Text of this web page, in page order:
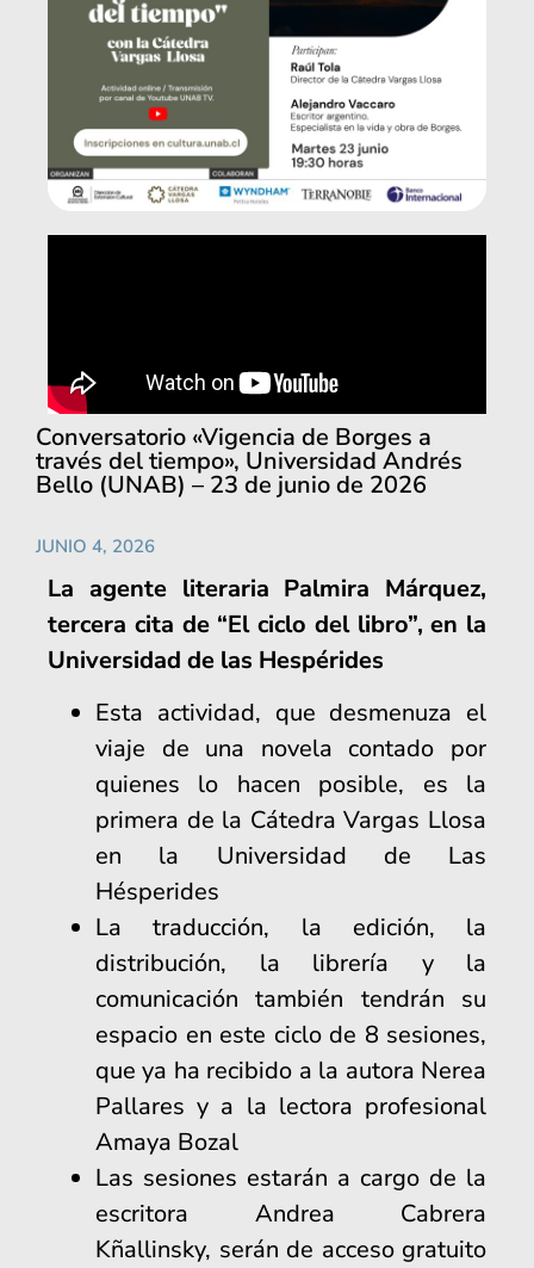
Conversatorio «Vigencia de Borges a
través del tiempo», Universidad Andrés
Bello (UNAB) – 23 de junio de 2026
JUNIO 4, 2026
La agente literaria Palmira Márquez,
tercera cita de “El ciclo del libro”, en la
Universidad de las Hespérides
Esta actividad, que desmenuza el
viaje de una novela contado por
quienes lo hacen posible, es la
primera de la Cátedra Vargas Llosa
en la Universidad de Las
Hésperides
La traducción, la edición, la
distribución, la librería y la
comunicación también tendrán su
espacio en este ciclo de 8 sesiones,
que ya ha recibido a la autora Nerea
Pallares y a la lectora profesional
Amaya Bozal
Las sesiones estarán a cargo de la
escritora Andrea Cabrera
Kñallinsky, serán de acceso gratuito